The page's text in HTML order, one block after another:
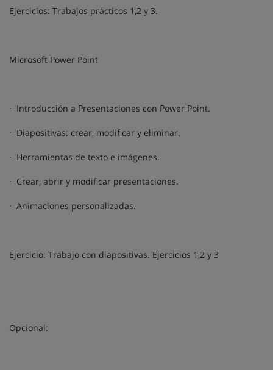
Ejercicios: Trabajos prácticos 1,2 y 3.
Microsoft Power Point
· Introducción a Presentaciones con Power Point.
· Diapositivas: crear, modificar y eliminar.
· Herramientas de texto e imágenes.
· Crear, abrir y modificar presentaciones.
· Animaciones personalizadas.
Ejercicio: Trabajo con diapositivas. Ejercicios 1,2 y 3
Opcional: